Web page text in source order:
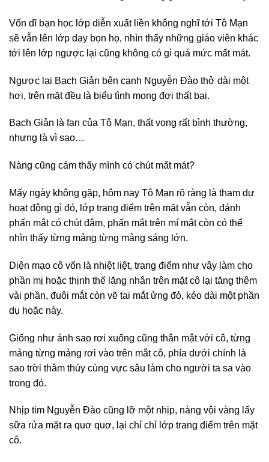
Vốn dĩ bạn học lớp diễn xuất liền không nghĩ tới Tô Mạn
sẽ vẫn lên lớp dạy bọn họ, nhìn thấy những giáo viên khác
tới lên lớp ngược lại cũng không có gì quá mức mất mát.
Ngược lại Bạch Giản bên cạnh Nguyễn Đào thở dài một
hơi, trên mặt đều là biểu tình mong đợi thất bại.
Bạch Giản là fan của Tô Mạn, thất vọng rất bình thường,
nhưng là vì sao…
Nàng cũng cảm thấy mình có chút mất mát?
Mấy ngày không gặp, hôm nay Tô Mạn rõ ràng là tham dự
hoạt động gì đó, lớp trang điểm trên mặt vẫn còn, đánh
phấn mắt có chút đậm, phấn mắt trên mí mắt còn có thể
nhìn thấy từng mảng từng mảng sáng lớn.
Diện mạo cô vốn là nhiệt liệt, trang điểm như vậy làm cho
phần mị hoặc thịnh thế lăng nhân trên mặt cô lại tăng thêm
vài phần, đuôi mắt còn vẽ tai mắt ửng đỏ, kéo dài một phần
dụ hoặc này.
Giống như ánh sao rơi xuống cũng thân mật với cô, từng
mảng từng mảng rơi vào trên mắt cô, phía dưới chính là
sao trời thâm thúy cùng vực sâu làm cho người ta sa vào
trong đó.
Nhịp tim Nguyễn Đào cũng lỡ một nhịp, nàng vội vàng lấy
sữa rửa mặt ra quơ quơ, lại chỉ chỉ lớp trang điểm trên mặt
cô.